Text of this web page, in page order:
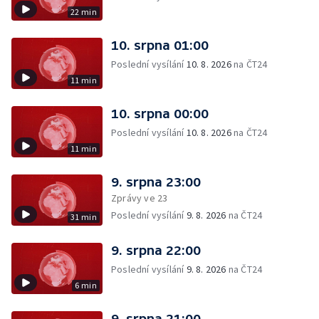
22 min
11 min
10. srpna 01:00
Poslední vysílání10. 8. 2026na ČT24
11 min
10. srpna 00:00
Poslední vysílání10. 8. 2026na ČT24
31 min
9. srpna 23:00
Zprávy ve 23
Poslední vysílání9. 8. 2026 na ČT24
6 min
9. srpna 22:00
Poslední vysílání9. 8. 2026 na ČT24